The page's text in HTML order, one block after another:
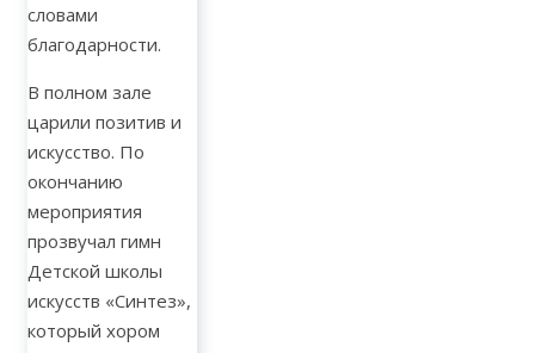
словами
благодарности.
В полном зале
царили позитив и
искусство. По
окончанию
мероприятия
прозвучал гимн
Детской школы
искусств «Синтез»,
который хором